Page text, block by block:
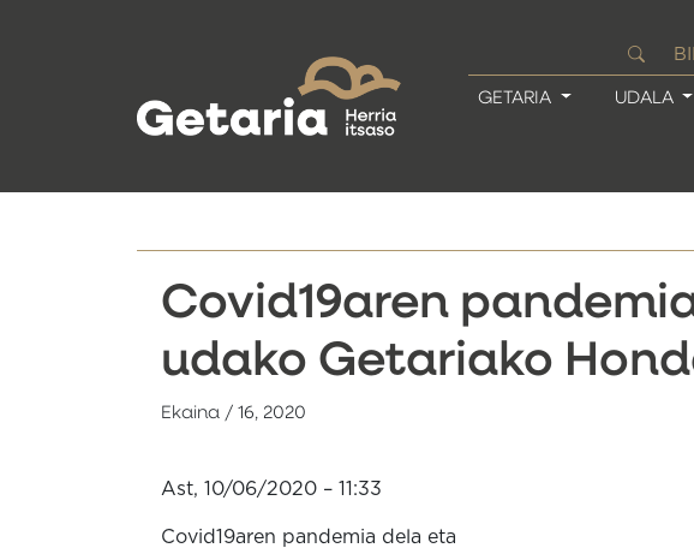
GETARIA UDALA
Covid19aren
udako Getariako
Ekaina / 16, 2020
Ast, 10/06/2020 – 11:33
Covid19aren pandemia dela eta